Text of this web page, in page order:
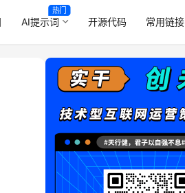
AI提示词
热门
开源代码 常用链接